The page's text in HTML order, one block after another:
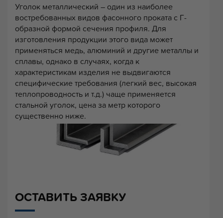
Уголок металлический – один из наиболее
востребованных видов фасонного проката с Г-
образной формой сечения профиля. Для
изготовления продукции этого вида может
применяться медь, алюминий и другие металлы и
сплавы, однако в случаях, когда к
характеристикам изделия не выдвигаются
специфические требования (легкий вес, высокая
теплопроводность и т.д.) чаще применяется
стальной уголок, цена за метр которого
существенно ниже.
ОСТАВИТЬ ЗАЯВКУ